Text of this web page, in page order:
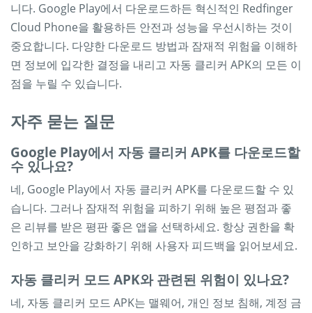
니다. Google Play에서 다운로드하든 혁신적인 Redfinger
Cloud Phone을 활용하든 안전과 성능을 우선시하는 것이
중요합니다. 다양한 다운로드 방법과 잠재적 위험을 이해하
면 정보에 입각한 결정을 내리고 자동 클리커 APK의 모든 이
점을 누릴 수 있습니다.
자주 묻는 질문
Google Play에서 자동 클리커 APK를 다운로드할
수 있나요?
네, Google Play에서 자동 클리커 APK를 다운로드할 수 있
습니다. 그러나 잠재적 위험을 피하기 위해 높은 평점과 좋
은 리뷰를 받은 평판 좋은 앱을 선택하세요. 항상 권한을 확
인하고 보안을 강화하기 위해 사용자 피드백을 읽어보세요.
자동 클리커 모드 APK와 관련된 위험이 있나요?
네, 자동 클리커 모드 APK는 맬웨어, 개인 정보 침해, 계정 금